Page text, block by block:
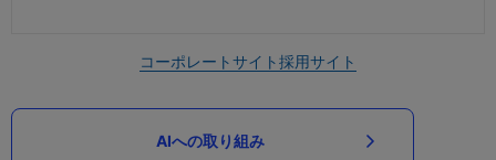
コーポレートサイト採用サイト
AIへの取り組み